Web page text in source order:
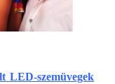
LED-szemüvegek